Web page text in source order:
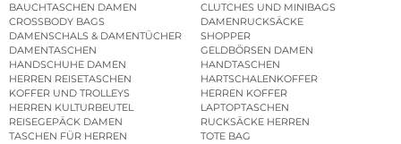
BAUCHTASCHEN DAMEN
CLUTCHES UND MINIBAGS
CROSSBODY BAGS
DAMENRUCKSÄCKE
DAMENSCHALS & DAMENTÜCHER
SHOPPER
DAMENTASCHEN
GELDBÖRSEN DAMEN
HANDSCHUHE DAMEN
HANDTASCHEN
HERREN REISETASCHEN
HARTSCHALENKOFFER
KOFFER UND TROLLEYS
HERREN KOFFER
HERREN KULTURBEUTEL
LAPTOPTASCHEN
REISEGEPÄCK DAMEN
RUCKSÄCKE HERREN
TASCHEN FÜR HERREN
TOTE BAG